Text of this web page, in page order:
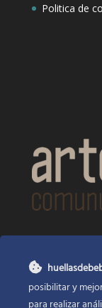
Politica de
Huellas de
Santa Ana, 22
posibilitar y